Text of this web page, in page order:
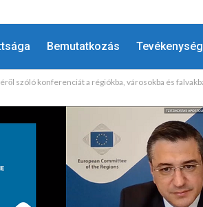
Bemutatkozás
szóló konferenciát a régiókba, városokba és